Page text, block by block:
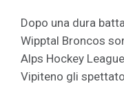
Dopo una dura
Wipptal Broncos
Alps Hockey
Vipiteno gli